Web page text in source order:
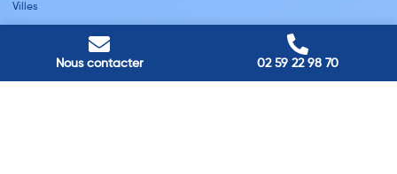
Nous contacter 02 59 22 98 70
Villes
Nos adresses
Louviers